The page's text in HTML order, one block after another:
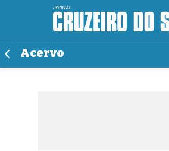
Acervo